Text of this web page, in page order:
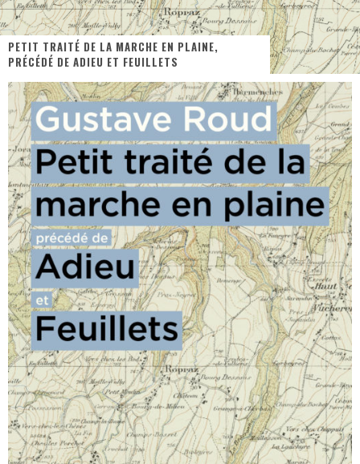
PsyRiver 2026 : la magie revient sur les rives de l’Aar
« Dr Wertham / L’homme qui étudia les tueurs en série » - Un Métier à Risque !
Assassin's Creed Black Flag Resynced
« Le Vent dand les Saules » - Une Belle Histoire !
« Damn Them All » - Un duo de Choc !
Yoshi and the mysterious book
PETIT TRAITÉ DE LA MARCHE EN PLAINE,
PRÉCÉDÉ DE ADIEU ET FEUILLETS